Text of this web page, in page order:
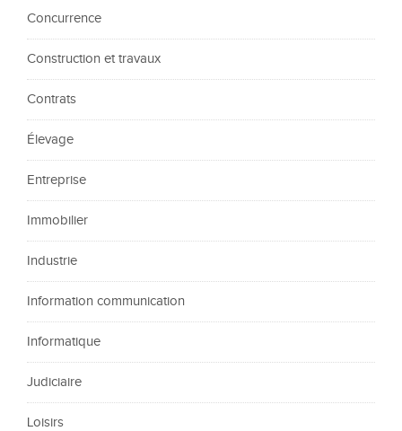
Concurrence
Construction et travaux
Contrats
Élevage
Entreprise
Immobilier
Industrie
Information communication
Informatique
Judiciaire
Loisirs